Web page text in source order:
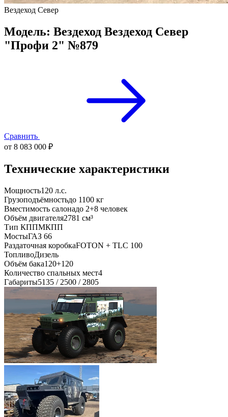
Вездеход Север
Модель: Вездеход Вездеход Север
"Профи 2" №879
Сравнить
от 8 083 000 ₽
Технические характеристики
Мощность120 л.с.
Грузоподъёмностьдо 1100 кг
Вместимость салонадо 2+8 человек
Объём двигателя2781 см³
Тип КППМКПП
МостыГАЗ 66
Раздаточная коробкаFOTON + TLC 100
ТопливоДизель
Объём бака120+120
Количество спальных мест4
Габариты5135 / 2500 / 2805